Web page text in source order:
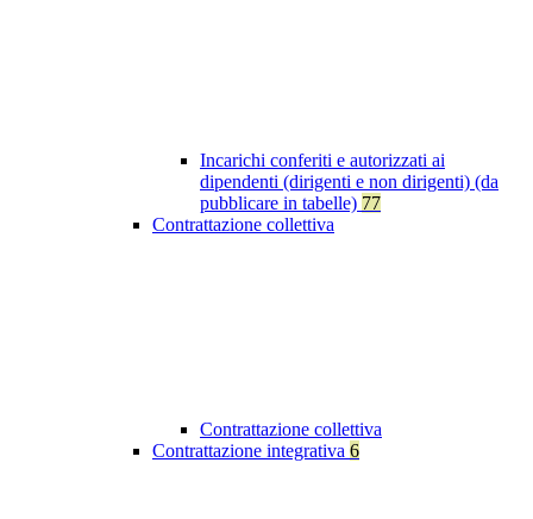
Incarichi conferiti e autorizzati ai
dipendenti (dirigenti e non dirigenti) (da
pubblicare in tabelle) 77
Contrattazione collettiva
Contrattazione collettiva
Contrattazione integrativa 6